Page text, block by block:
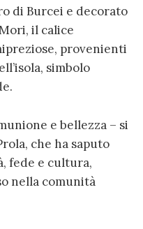
di Burcei e decorato
il calice
provenienti
simbolo
e bellezza – si
che ha saputo
fede e cultura,
nella comunità